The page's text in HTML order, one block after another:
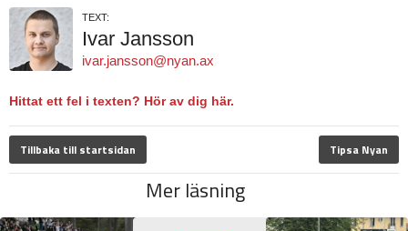
TEXT:
Ivar Jansson
ivar.jansson@nyan.ax
Hittat ett fel i texten? Hör av dig här.
Tillbaka till startsidan Tipsa Nyan
Mer läsning